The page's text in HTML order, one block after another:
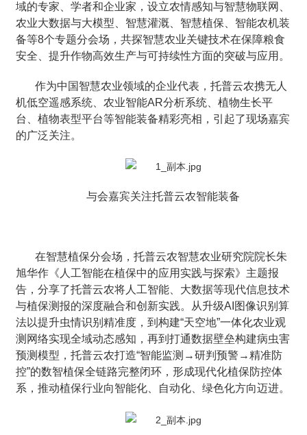
域的专家、学者和企业家，设立农情感知与智慧物联网、
农业大数据与大模型、智慧灌溉、智慧植保、智能农机装
备等8个专题分会场，共探智慧农业关键技术在保障粮食
安全、提升作物高效生产与可持续性方面的突破与应用。
作为中国智慧农业领域的企业代表，托普云农携无人
机低空遥感系统、农业智能AR分析系统、植物生长平
台、植物表型平台等智能装备精彩亮相，引起了现场嘉宾
的广泛关注。
与会嘉宾关注托普云农智能装备
在智慧植保分会场，托普云农智慧农业研究院院长朱
旭华作《人工智能在植保中的应用实践与探索》主题报
告，分享了托普云农将人工智能、大数据等现代信息技术
与植保测报的深度融合和创新实践。从升级AI图像识别算
法以提升虫情识别精准度，到构建“天空地”一体化农业观
测网络实现全域动态感知，再到打通数据壁垒构建病虫害
预测模型，托普云农打造“智能监测→研判预警→精准防
控”的数智植保全链路完整闭环，形成现代化植保防控体
系，推动植保行业向智能化、自动化、绿色化方向迈进。